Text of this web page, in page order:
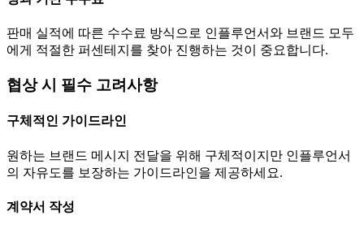
판매 실적에 따른 수수료 방식으로 인플루언서와 브랜드 모두
에게 적절한 퍼센테지를 찾아 진행하는 것이 중요합니다.
협상 시 필수 고려사항
구체적인 가이드라인
원하는 브랜드 메시지 전달을 위해 구체적이지만 인플루언서
의 자유도를 보장하는 가이드라인을 제공하세요.
계약서 작성